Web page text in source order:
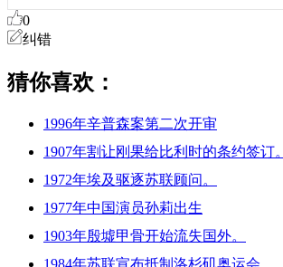
0
纠错
猜你喜欢：
1996年辛普森案第二次开审
1907年割让刚果给比利时的条约签订。
1972年埃及驱逐苏联顾问。
1977年中国演员孙莉出生
1903年殷墟甲骨开始流失国外。
1984年苏联宣布抵制洛杉矶奥运会